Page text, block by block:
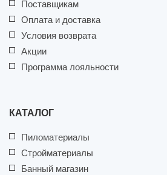
Поставщикам
Оплата и доставка
Условия возврата
Акции
Программа лояльности
КАТАЛОГ
Пиломатериалы
Стройматериалы
Банный магазин